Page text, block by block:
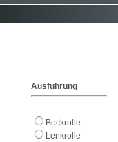
Ausführung
Bockrolle
Lenkrolle